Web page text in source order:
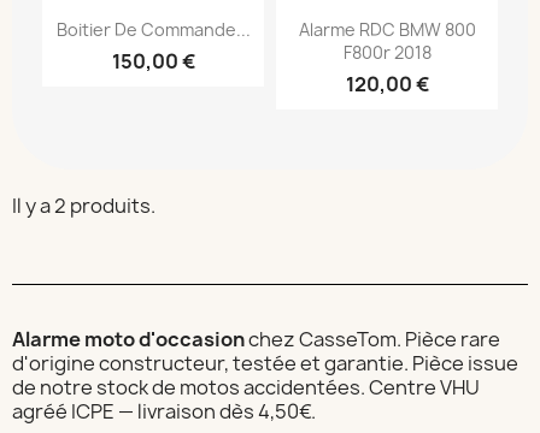
Boitier De Commande...
150,00 €
Alarme RDC BMW 800
F800r 2018
120,00 €
Il y a 2 produits.
Alarme moto d'occasionchez CasseTom. Pièce rare
d'origine constructeur, testée et garantie. Pièce issue
de notre stock de motos accidentées. Centre VHU
agréé ICPE — livraison dès 4,50€.